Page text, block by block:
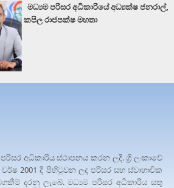
මධ්‍යම පරිසර අධිකාරියේ අධ්‍යක්ෂජනරාල්,
කපිල රාජපක්ෂ මහතා
අධිකාරිය ස්ථාපනය කරන ලදී. ශ්‍රී ලංකාවේ
2001 දී පිහිටුවන ලද පරිසර සහ ස්වාභාවික
දරනු ලැබේ. මධ්‍යම පරිසර අධිකාරිය සතු